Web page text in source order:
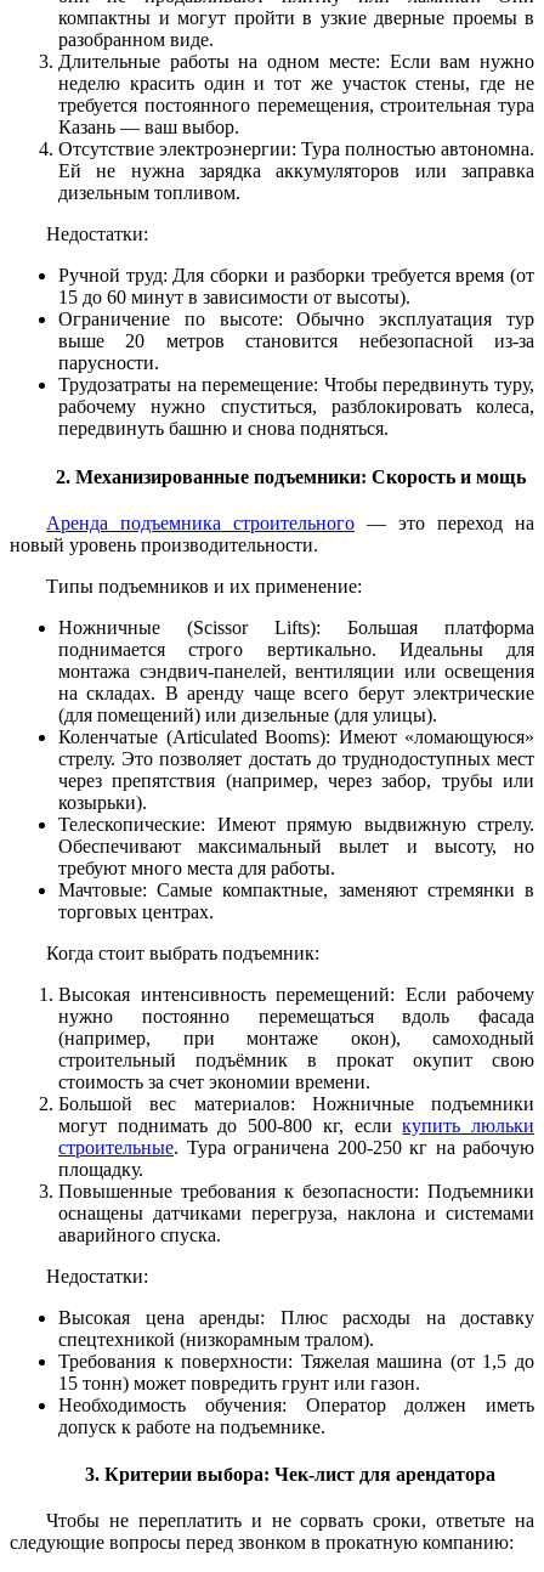
компактны и могут пройти в узкие дверные проемы в
разобранном виде.
Длительные работы на одном месте: Если вам нужно
неделю красить один и тот же участок стены, где не
требуется постоянного перемещения, строительная тура
Казань — ваш выбор.
Отсутствие электроэнергии: Тура полностью автономна.
Ей не нужна зарядка аккумуляторов или заправка
дизельным топливом.
Недостатки:
Ручной труд: Для сборки и разборки требуется время (от
15 до 60 минут в зависимости от высоты).
Ограничение по высоте: Обычно эксплуатация тур
выше 20 метров становится небезопасной из-за
парусности.
Трудозатраты на перемещение: Чтобы передвинуть туру,
рабочему нужно спуститься, разблокировать колеса,
передвинуть башню и снова подняться.
2. Механизированные подъемники: Скорость и мощь
Аренда подъемника строительного — это переход на
новый уровень производительности.
Типы подъемников и их применение:
Ножничные (Scissor Lifts): Большая платформа
поднимается строго вертикально. Идеальны для
монтажа сэндвич-панелей, вентиляции или освещения
на складах. В аренду чаще всего берут электрические
(для помещений) или дизельные (для улицы).
Коленчатые (Articulated Booms): Имеют «ломающуюся»
стрелу. Это позволяет достать до труднодоступных мест
через препятствия (например, через забор, трубы или
козырьки).
Телескопические: Имеют прямую выдвижную стрелу.
Обеспечивают максимальный вылет и высоту, но
требуют много места для работы.
Мачтовые: Самые компактные, заменяют стремянки в
торговых центрах.
Когда стоит выбрать подъемник:
Высокая интенсивность перемещений: Если рабочему
нужно постоянно перемещаться вдоль фасада
(например, при монтаже окон), самоходный
строительный подъёмник в прокат окупит свою
стоимость за счет экономии времени.
Большой вес материалов: Ножничные подъемники
могут поднимать до 500-800 кг, есликупить люльки
строительные. Тура ограничена 200-250 кг на рабочую
площадку.
Повышенные требования к безопасности: Подъемники
оснащены датчиками перегруза, наклона и системами
аварийного спуска.
Недостатки:
Высокая цена аренды: Плюс расходы на доставку
спецтехникой (низкорамным тралом).
Требования к поверхности: Тяжелая машина (от 1,5 до
15 тонн) может повредить грунт или газон.
Необходимость обучения: Оператор должен иметь
допуск к работе на подъемнике.
3. Критерии выбора: Чек-лист для арендатора
Чтобы не переплатить и не сорвать сроки, ответьте на
следующие вопросы перед звонком в прокатную компанию: